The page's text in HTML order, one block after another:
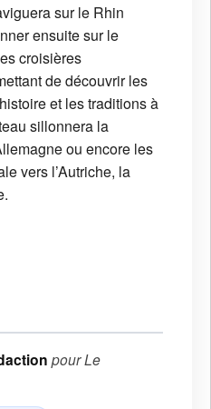
sur le Rhin
ensuite sur le
croisières
de découvrir les
et les traditions à
sillonnera la
ou encore les
vers l’Autriche, la
pourLe